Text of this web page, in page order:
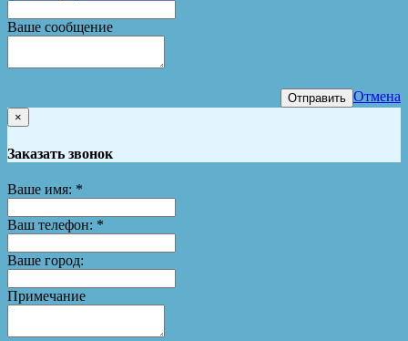
Ваше сообщение
Отправить Отмена
×
Заказать звонок
Ваше имя: *
Ваш телефон: *
Ваше город:
Примечание